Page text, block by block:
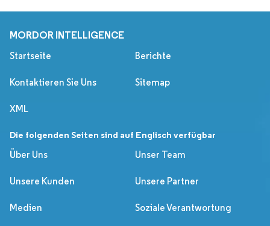
MORDOR INTELLIGENCE
Startseite Berichte
Kontaktieren Sie Uns Sitemap
XML
Die folgenden Seiten sind auf Englisch verfügbar
Über Uns
Unser Team
Unsere Kunden Unsere Partner
Medien Soziale Verantwortung